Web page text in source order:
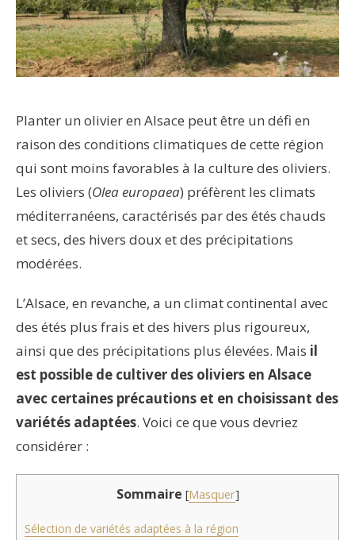
Planter un olivier en Alsace peut être un défi en
raison des conditions climatiques de cette région
qui sont moins favorables à la culture des oliviers.
Les oliviers (Olea europaea) préfèrent les climats
méditerranéens, caractérisés par des étés chauds
et secs, des hivers doux et des précipitations
modérées.
L’Alsace, en revanche, a un climat continental avec
des étés plus frais et des hivers plus rigoureux,
ainsi que des précipitations plus élevées. Mais il
est possible de cultiver des oliviers en Alsace
avec certaines précautions et en choisissant des
variétés adaptées. Voici ce que vous devriez
considérer :
Sommaire [Masquer]
Sélection de variétés adaptées à la région